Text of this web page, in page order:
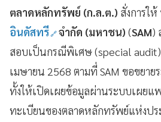
ตลาดหลักทรัพย์ (ก.ล.ต.) สั่งการให้
อินดัสทรี จำกัด (มหาชน) (SAM)
สอบเป็นกรณีพิเศษ (special
เมษายน 2568 ตามที่ SAM ขอขยาย
ทั้งให้เปิดเผยข้อมูลผ่านระบบเผย
ทะเบียนของตลาดหลักทรัพย์แห่งปร